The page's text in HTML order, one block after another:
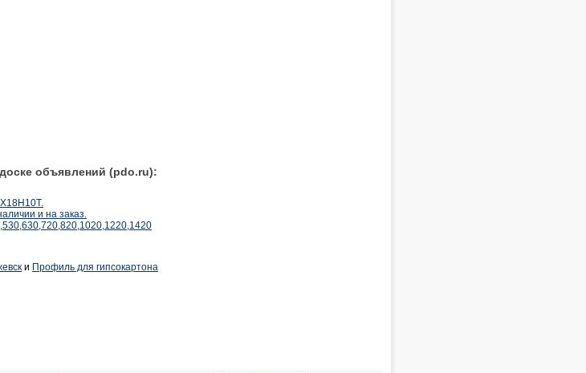
объявлений (pdo.ru):
и на заказ.
и Профиль для гипсокартона